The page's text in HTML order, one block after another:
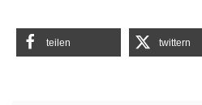
teilen twittern